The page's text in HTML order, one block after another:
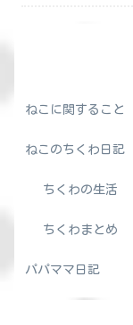
ねこに関すること
ねこのちくわ日記
ちくわの生活
ちくわまとめ
パパママ日記